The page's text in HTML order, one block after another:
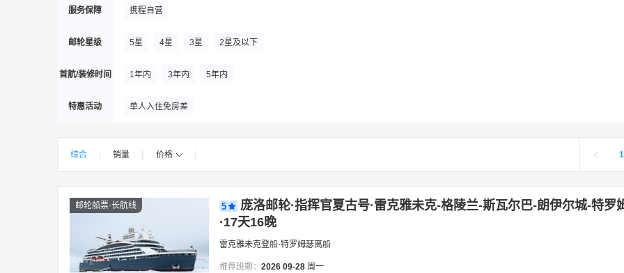
服务保障 携程自营
邮轮星级 5星 4星 3星 2星及以下
首航/装修时间 1年内 3年内 5年内
特惠活动 单人入住免房差
综合 销量 价格 1
邮轮船票·长航线 5
庞洛邮轮·指挥官夏古号·雷克雅未克-格陵兰-斯瓦尔巴-朗伊尔城-特罗
·17天16晚
雷克雅未克登船-特罗姆瑟离船
推荐班期： 2026 09-28 周一